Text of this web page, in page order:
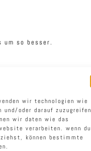
wir technologien wie
oder darauf
wir daten wie das
verarbeiten. wenn du
können bestimmte
um so besser.
unsere produkte
wohl